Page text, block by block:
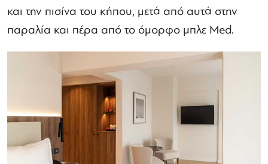
και την πισίνα του κήπου, μετά από αυτά στην
παραλία και πέρα ​​από το όμορφο μπλε Med.